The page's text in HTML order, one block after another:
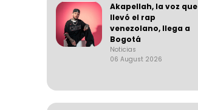
Akapellah, la voz que
llevó el rap
venezolano, llega a
Bogotá
Noticias
06 August 2026